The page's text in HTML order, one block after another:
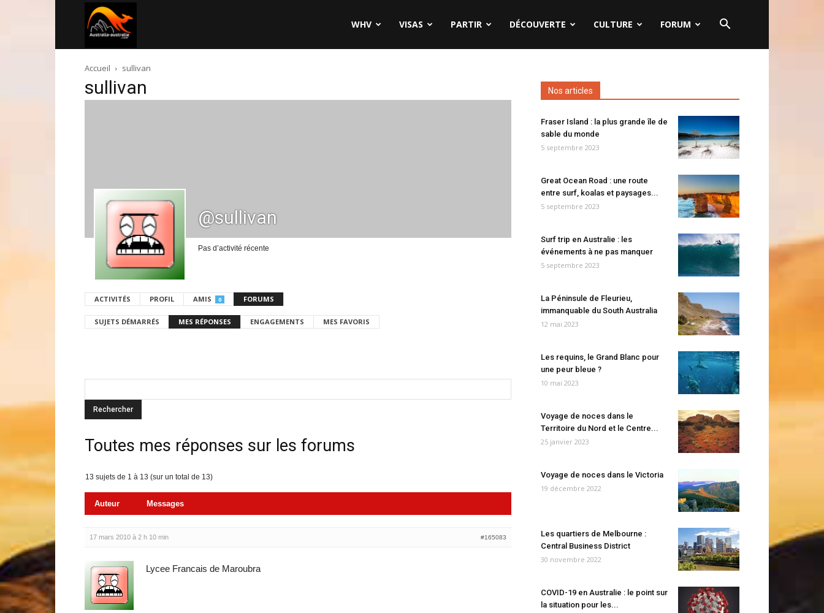
australie.com
WHV VISAS PARTIR DÉCOUVERTE CULTURE FORUM
Accueil sullivan
sullivan
@sullivan
Pas d’activité récente
ACTIVITÉS PROFIL AMIS 0 FORUMS
SUJETS DÉMARRÉS MES RÉPONSES ENGAGEMENTS MES FAVORIS
Toutes mes réponses sur les forums
13 sujets de 1 à 13 (sur un total de 13)
Auteur Messages
17 mars 2010 à 2 h 10 min #165083
Lycee Francais de Maroubra
Nos articles
Fraser Island : la plus grande île de
sable du monde
5 septembre 2023
Great Ocean Road : une route
entre surf, koalas et paysages...
5 septembre 2023
Surf trip en Australie : les
événements à ne pas manquer
5 septembre 2023
La Péninsule de Fleurieu,
immanquable du South Australia
12 mai 2023
Les requins, le Grand Blanc pour
une peur bleue ?
10 mai 2023
Voyage de noces dans le
Territoire du Nord et le Centre...
25 janvier 2023
Voyage de noces dans le Victoria
19 décembre 2022
Les quartiers de Melbourne :
Central Business District
30 novembre 2022
COVID-19 en Australie : le point sur
la situation pour les...